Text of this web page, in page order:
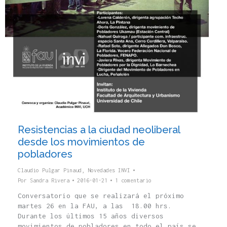
Resistencias a la ciudad neoliberal
desde los movimientos de
pobladores
Claudio Pulgar Pinaud
Novedades INVI
Por Sandra Rivera 2016-01-21 1 comentario
Conversatorio que se realizará el próximo
martes 26 en la FAU, a las 18.00 hrs.
Durante los últimos 15 años diversos